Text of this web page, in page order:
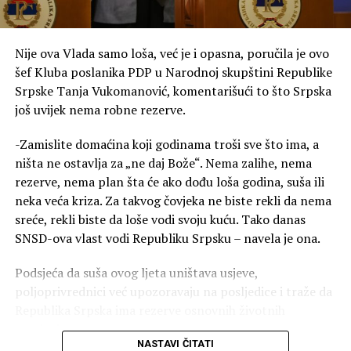
prenosimo na našu djecu,
jer je to jedini garant da
očuvamo sve ono što nas
čini narodom i što nas
razlikuje od drugih”, izjavio
je Drinić.
Domaćini i parohijani Rujišta uručili su Driniću i poseban
poklon — umjetničku sliku crkve Svete Petke Trnove, u
znak zahvalnosti za dosadašnju podršku i kumstvo.
“Ovom prilikom dobio sam
Svete Petke Trnove, koja će
Nije ova Vlada samo loša, već je i opasna, poručila je ovo
šef Kluba poslanika PDP u Narodnoj skupštini Republike
Srpske Tanja Vukomanović, komentarišući to što Srpska
još uvijek nema robne rezerve.
-Zamislite domaćina koji godinama troši sve što ima, a
ništa ne ostavlja za „ne daj Bože“. Nema zalihe, nema
rezerve, nema plan šta će ako dođu loša godina, suša ili
neka veća kriza. Za takvog čovjeka ne biste rekli da nema
sreće, rekli biste da loše vodi svoju kuću. Tako danas
SNSD-ova vlast vodi Republiku Srpsku – navela je ona.
Podsjeća da suša ovog ljeta uništava usjeve,
poljoprivrednici već upozoravaju na posljedice i traže da
namirnica.
NASTAVI ČITATI